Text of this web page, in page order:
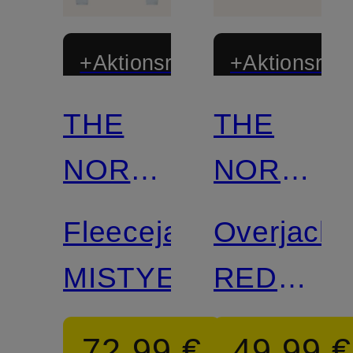
+Aktionsrabatt
THE
NORTH
FACE
Fleecejacke
MISTYESCAPE
THE
NORTH
FACE
RED
BOX